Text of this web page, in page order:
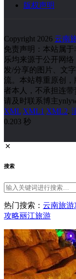
版权声明
Copyright 2026 云南
免责声明：本站属
乐均来源于公开网
发/分享的图片、文
流。本站尊重原创
者本人，不承担连
请及时联系博主
XML XML1 XML2.
0.203 秒
搜索
热门搜索： 云南旅游
攻略丽江旅游